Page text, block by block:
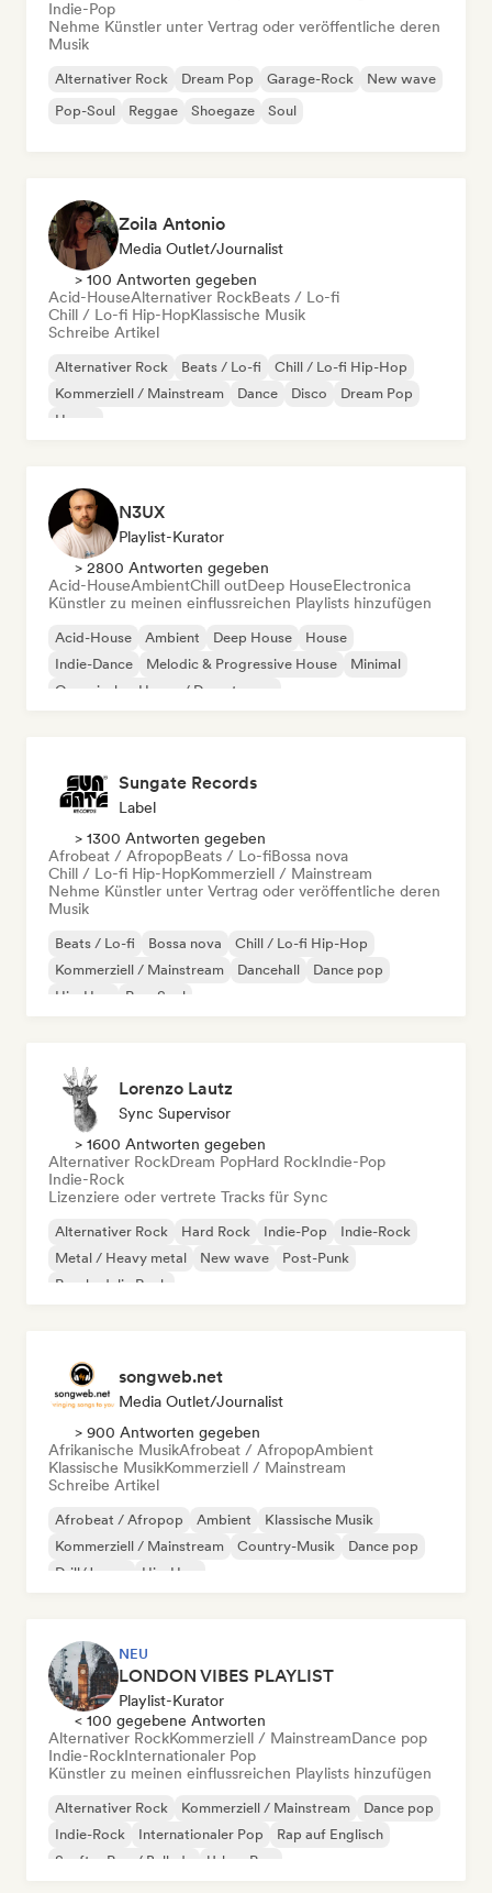
Indie-Pop
Nehme Künstler unter Vertrag oder veröffentliche deren
Musik
Alternativer Rock Dream Pop Garage-Rock
New wave
Pop-Soul
Reggae Shoegaze Soul
Zoila Antonio
Media Outlet/Journalist
> 100 Antworten gegeben
Acid-HouseAlternativer RockBeats / Lo-fi
Chill / Lo-fi Hip-HopKlassische Musik
Schreibe Artikel
Alternativer Rock Beats / Lo-fi
Chill / Lo-fi Hip-Hop
Kommerziell / Mainstream
Dance Disco
Dream Pop
House
N3UX
Playlist-Kurator
> 2800 Antworten gegeben
Acid-HouseAmbientChill outDeep HouseElectronica
Künstler zu meinen einflussreichen Playlists hinzufügen
Acid-House Ambient Deep House
House
Indie-Dance
Melodic & Progressive House
Minimal
Organischer House / Downtempo
Sungate Records
Label
> 1300 Antworten gegeben
Afrobeat / AfropopBeats / Lo-fiBossa nova
Chill / Lo-fi Hip-HopKommerziell / Mainstream
Nehme Künstler unter Vertrag oder veröffentliche deren
Musik
Beats / Lo-fi Bossa nova
Chill / Lo-fi Hip-Hop
Kommerziell / Mainstream
Dancehall
Dance pop
Hip-Hop
Pop-Soul
Lorenzo Lautz
Sync Supervisor
> 1600 Antworten gegeben
Alternativer RockDream PopHard RockIndie-Pop
Indie-Rock
Lizenziere oder vertrete Tracks für Sync
Alternativer Rock Hard Rock Indie-Pop
Indie-Rock
Metal / Heavy metal
New wave
Post-Punk
Psychedelic Rock
songweb.net
Media Outlet/Journalist
> 900 Antworten gegeben
Afrikanische MusikAfrobeat / AfropopAmbient
Klassische MusikKommerziell / Mainstream
Schreibe Artikel
Afrobeat / Afropop Ambient
Klassische Musik
Kommerziell / Mainstream
Country-Musik
Dance pop
Drill/Jersey
Hip-Hop
NEU
LONDON VIBES PLAYLIST
Playlist-Kurator
< 100 gegebene Antworten
Alternativer RockKommerziell / MainstreamDance pop
Indie-RockInternationaler Pop
Künstler zu meinen einflussreichen Playlists hinzufügen
Alternativer Rock Kommerziell / Mainstream
Dance pop
Indie-Rock
Internationaler Pop
Rap auf Englisch
Sanfter Pop / Ballade
Urban Pop